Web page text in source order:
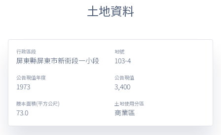
土地資料
行政區段
屏東縣屏東市新街段一小段
地號
103-4
公告現值年度
1973
公告現值
3,400
謄本面積(平方公尺)
73.0
土地使用分區
商業區